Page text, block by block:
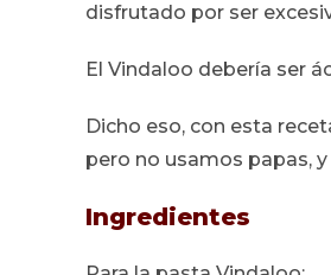
disfrutado por ser
El Vindaloo debería ser
Dicho eso, con esta
pero no usamos papas,
Ingredientes